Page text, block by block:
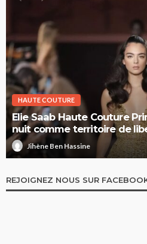
HAUTE COUTURE
Elie Saab Haute Couture
nuit comme territoire de
Jihène Ben Hassine
REJOIGNEZ NOUS SUR